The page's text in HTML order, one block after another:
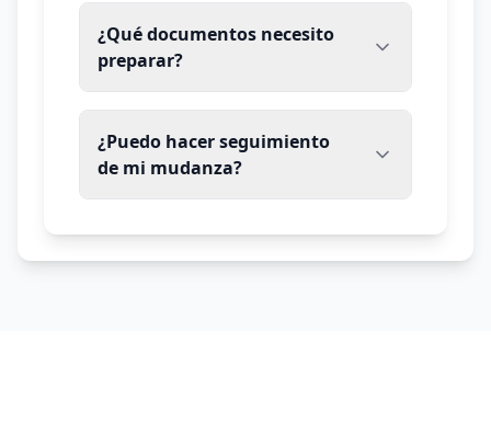
¿Qué documentos necesito
preparar?
¿Puedo hacer seguimiento
de mi mudanza?